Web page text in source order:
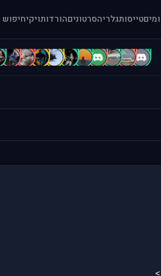
טייסותגלריהסרטוניםהורדותויקיחיפוש
.
.
[
a
A
A
A
A
A
A
b